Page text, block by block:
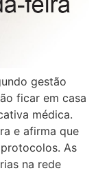
gestão
ficar em casa
médica.
e afirma que
As
na rede